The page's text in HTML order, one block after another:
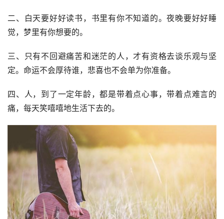
二、白天要好好读书，书里有你不知道的。夜晚要好好睡
觉，梦里有你想要的。
三、只有不回避痛苦和迷茫的人，才有资格去谈乐观与坚
定。命运不会厚待谁，悲喜也不会单为你准备。
四、人，到了一定年龄，都是带着点心事，带着点难言的
痛，每天笑嘻嘻地生活下去的。